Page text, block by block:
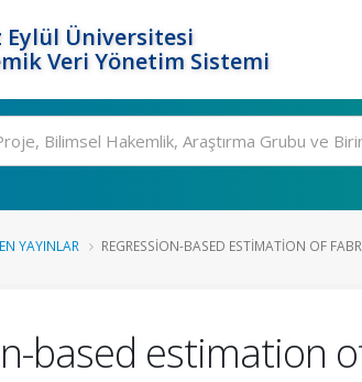
Eylül Üniversitesi
Veri Yönetim Sistemi
YAYINLAR REGRESSION-BASED ESTIMATION OF
based estimation